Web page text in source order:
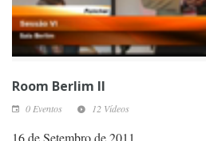
Room Berlim II
0 Eventos 12 Vídeos
16 de Setembro de 2011